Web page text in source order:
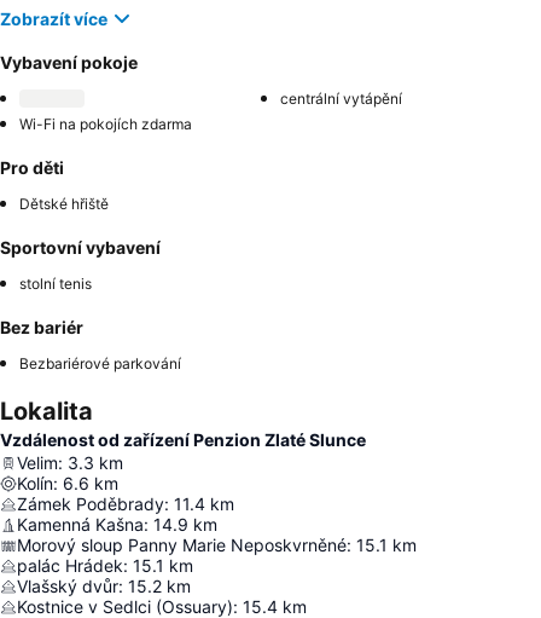
Zobrazít více
Vybavení pokoje
centrální vytápění
Wi-Fi na pokojích zdarma
Pro děti
Dětské hřiště
Sportovní vybavení
stolní tenis
Bez bariér
Bezbariérové parkování
Lokalita
Vzdálenost od zařízení Penzion Zlaté Slunce
Velim: 3.3 km
Kolín: 6.6 km
Zámek Poděbrady: 11.4 km
Kamenná Kašna: 14.9 km
Morový sloup Panny Marie Neposkvrněné: 15.1 km
palác Hrádek: 15.1 km
Vlašský dvůr: 15.2 km
Kostnice v Sedlci (Ossuary): 15.4 km